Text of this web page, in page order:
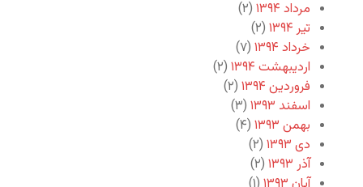
مرداد ۱۳۹۴
(۲)
تیر ۱۳۹۴
(۲)
خرداد ۱۳۹۴
(۷)
اردیبهشت ۱۳۹۴
(۲)
فروردین ۱۳۹۴
(۲)
اسفند ۱۳۹۳
(۳)
بهمن ۱۳۹۳
(۴)
دی ۱۳۹۳
(۲)
آذر ۱۳۹۳
(۲)